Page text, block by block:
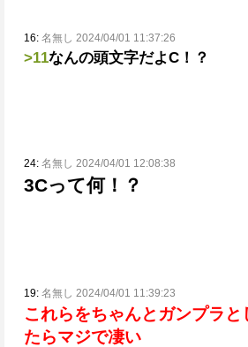
16: 名無し 2024/04/01 11:37:26
>11なんの頭文字だよC！？
24: 名無し 2024/04/01 12:08:38
3Cって何！？
19: 名無し 2024/04/01 11:39:23
これらをちゃんとガンプラ
たらマジで凄い